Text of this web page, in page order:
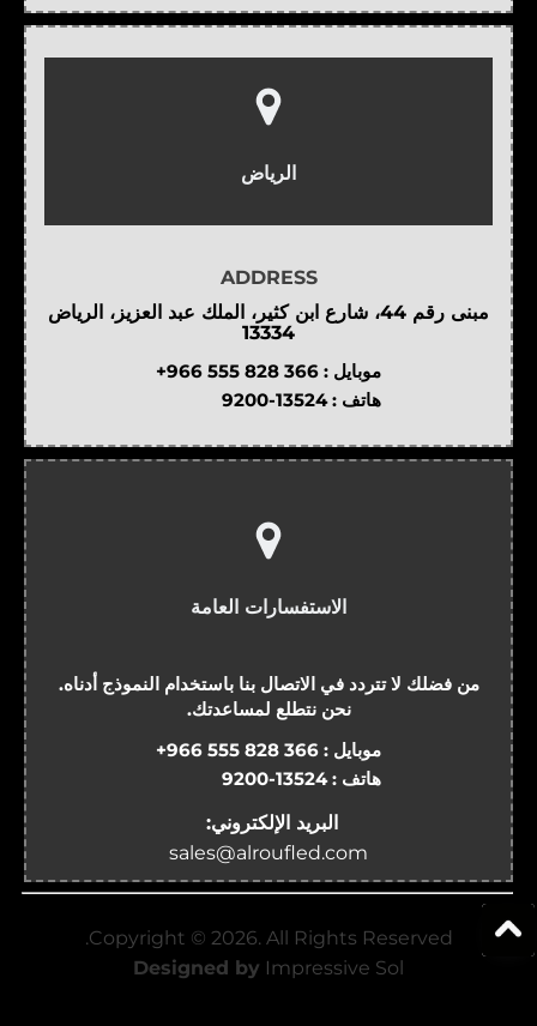
الرياض
ADDRESS
مبنى رقم 44، شارع ابن كثير، الملك عبد العزيز، الرياض
13334
موبايل : +966 555 828 366
هاتف : 9200-13524
الاستفسارات العامة
من فضلك لا تتردد في الاتصال بنا باستخدام النموذج أدناه.
نحن نتطلع لمساعدتك.
موبايل : +966 555 828 366
هاتف : 9200-13524
البريد الإلكتروني:
sales@alroufled.com
Copyright © 2026. All Rights Reserved.
Designed by Impressive Sol